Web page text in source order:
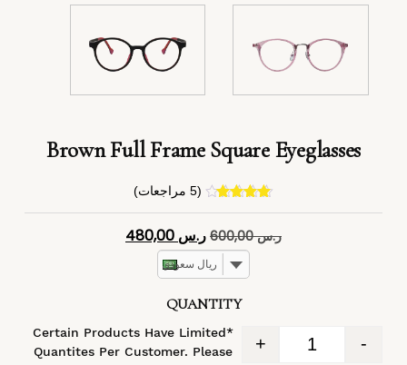
Brown Full Frame Square Eyeglasses
تم التقييم
5 بناءً على
تقييم
4
عملاء
(
5 مراجعات)
ر.س600,00 ر.س
ريال سعودي
QUANTITY
-
+
*Certain Products Have Limited
Quantites Per Customer. Please